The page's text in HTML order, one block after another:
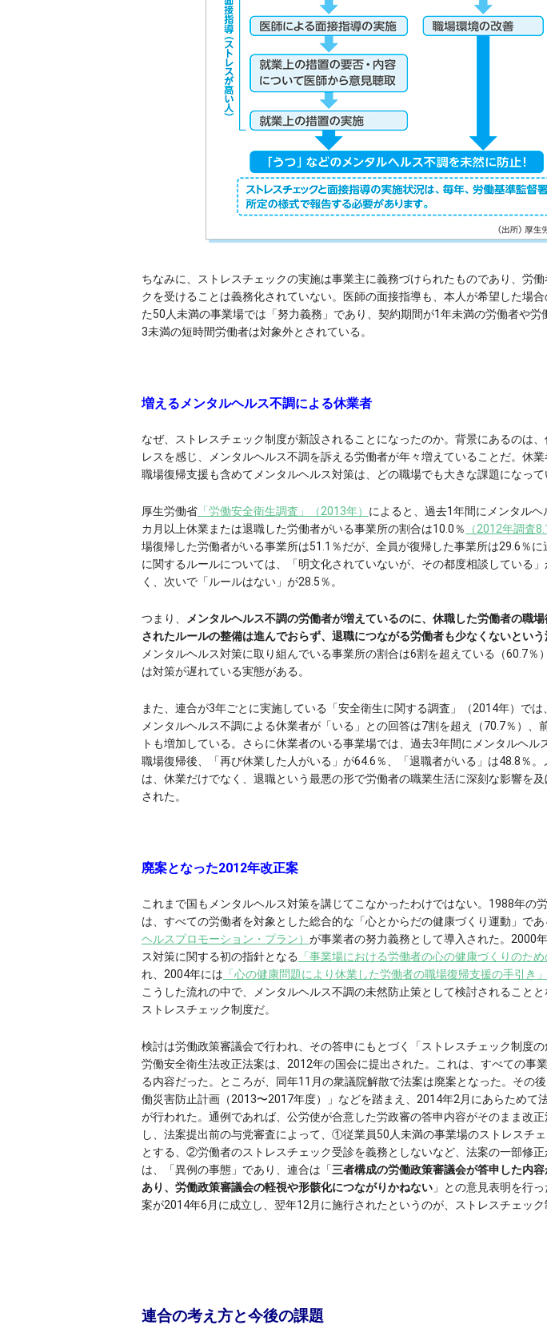
ちなみに、ストレスチェックの実施は事業主に義務づけられたものであり、労
クを受けることは義務化されていない。医師の面接指導も、本人が希望した場
た50人未満の事業場では「努力義務」であり、契約期間が1年未満の労働者や労
3未満の短時間労働者は対象外とされている。
増えるメンタルヘルス不調による休業者
なぜ、ストレスチェック制度が新設されることになったのか。背景にあるのは
レスを感じ、メンタルヘルス不調を訴える労働者が年々増えていることだ。休業
職場復帰支援も含めてメンタルヘルス対策は、どの職場でも大きな課題になって
厚生労働省「労働安全衛生調査」（2013年） によると、過去1年間にメンタルヘ
カ月以上休業または退職した労働者がいる事業所の割合は10.0％
（2012年調査
場復帰した労働者がいる事業所は51.1％だが、全員が復帰した事業所は29.6％
に関するルールについては、「明文化されていないが、その都度相談している
く、次いで「ルールはない」が28.5％。
つまり、 メンタルヘルス不調の労働者が増えているのに、休職した労働者の職
されたルールの整備は進んでおらず、退職につながる労働者も少なくないとい
メンタルヘルス対策に取り組んでいる事業所の割合は6割を超えている（60.7％
は対策が遅れている実態がある。
また、連合が3年ごとに実施している「安全衛生に関する調査」（2014年）で
メンタルヘルス不調による休業者が「いる」との回答は7割を超え（70.7％）、
トも増加している。さらに休業者のいる事業場では、過去3年間にメンタルヘル
職場復帰後、「再び休業した人がいる」が64.6％、「退職者がいる」は48.8％。
は、休業だけでなく、退職という最悪の形で労働者の職業生活に深刻な影響を
された。
廃案となった2012年改正案
これまで国もメンタルヘルス対策を講じてこなかったわけではない。1988年の
は、すべての労働者を対象とした総合的な「心とからだの健康づくり運動」であ
ヘルスプロモーション・プラン） が事業者の努力義務として導入された。2000
ス対策に関する初の指針となる
「事業場における労働者の心の健康づくりのため
れ、2004年には 「心の健康問題により休業した労働者の職場復帰支援の手引き」
こうした流れの中で、メンタルヘルス不調の未然防止策として検討されること
ストレスチェック制度だ。
検討は労働政策審議会で行われ、その答申にもとづく「ストレスチェック制度
労働安全衛生法改正法案は、2012年の国会に提出された。これは、すべての事
る内容だった。ところが、同年11月の衆議院解散で法案は廃案となった。その
働災害防止計画（2013〜2017年度）」などを踏まえ、2014年2月にあらためて
が行われた。通例であれば、公労使が合意した労政審の答申内容がそのまま改
し、法案提出前の与党審査によって、①従業員50人未満の事業場のストレスチ
とする、②労働者のストレスチェック受診を義務としないなど、法案の一部修
は、「異例の事態」であり、連合は「三者構成の労働政策審議会が答申した内
あり、労働政策審議会の軽視や形骸化につながりかねない」との意見表明を行
案が2014年6月に成立し、翌年12月に施行されたというのが、ストレスチェック
連合の考え方と今後の課題